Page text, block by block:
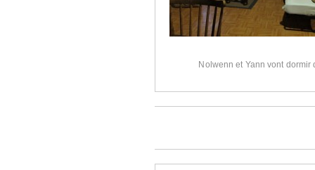
Nolwenn et Yann vont dormir